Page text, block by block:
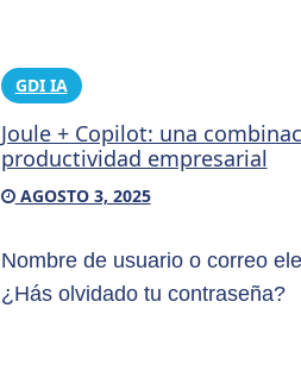
GDI IA
Joule + Copilot: una
productividad empresarial
AGOSTO 3, 2025
Nombre de usuario o correo
¿Hás olvidado tu contraseña?